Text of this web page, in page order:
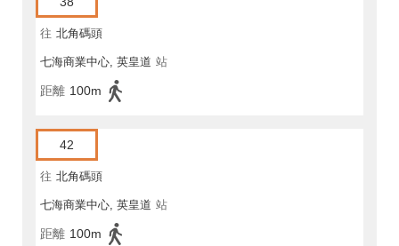
往 北角碼頭
七海商業中心, 英皇道 站
距離 100m
42
往 北角碼頭
七海商業中心, 英皇道 站
距離 100m